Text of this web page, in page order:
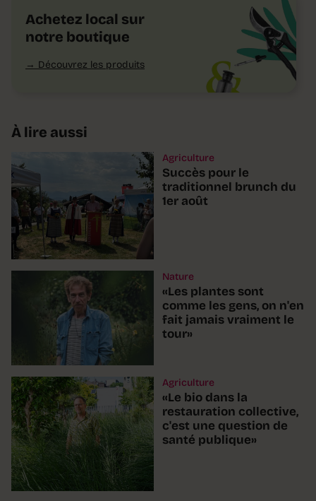
Achetez local sur
notre boutique
Découvrez les produits
À lire aussi
Agriculture
Succès pour le
traditionnel brunch du
1er août
Nature
«Les plantes sont
comme les gens, on n'en
fait jamais vraiment le
tour»
Agriculture
«Le bio dans la
restauration collective,
c'est une question de
santé publique»